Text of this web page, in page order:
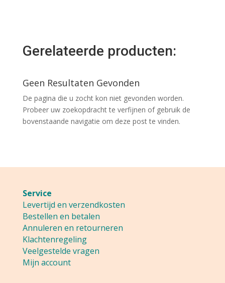
Gerelateerde producten:
Geen Resultaten Gevonden
De pagina die u zocht kon niet gevonden worden.
Probeer uw zoekopdracht te verfijnen of gebruik de
bovenstaande navigatie om deze post te vinden.
Service
Levertijd en verzendkosten
Bestellen en betalen
Annuleren en retourneren
Klachtenregeling
Veelgestelde vragen
Mijn account